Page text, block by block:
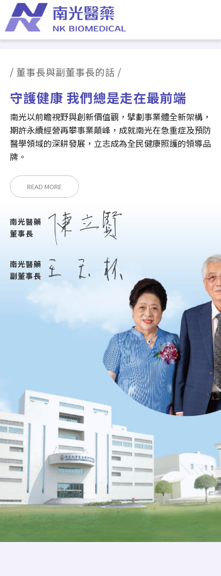
/ 董事長與副董事長的話 /
守護健康 我們總是走在最前端
南光以前瞻視野與創新價值觀，擘劃事業體全新架構，
期許永續經營再攀事業顛峰，成就南光在急重症及預防
醫學領域的深耕發展，立志成為全民健康照護的領導品
牌。
READ MORE
南光醫藥
董事長
南光醫藥
副董事長